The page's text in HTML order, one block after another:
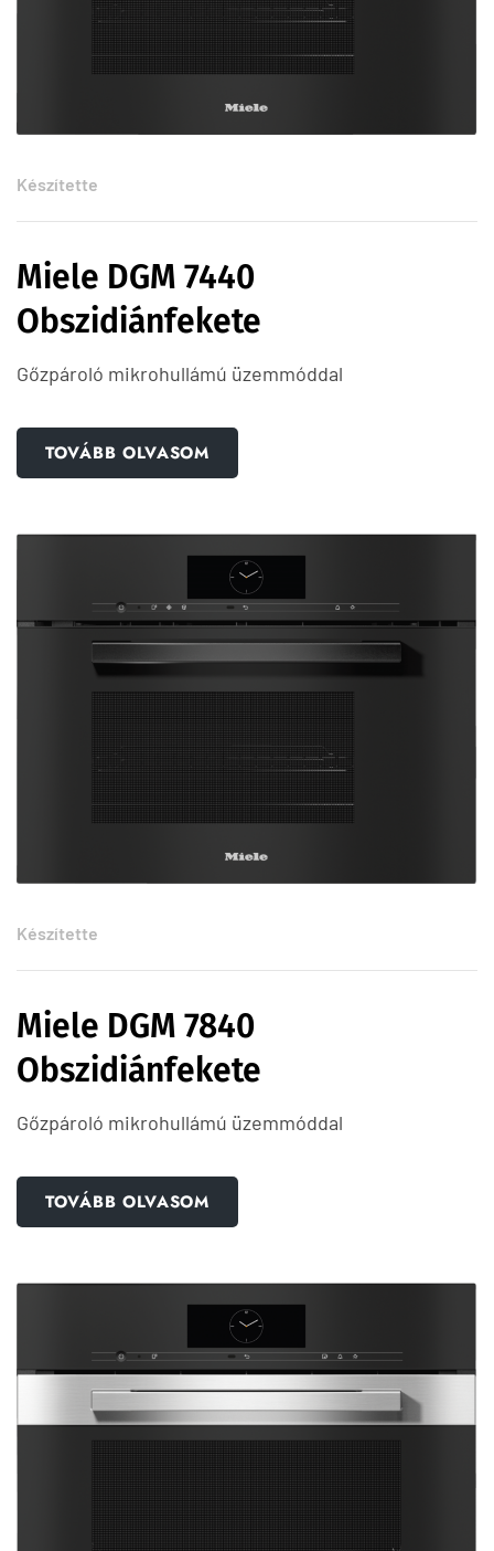
Készítette
Miele DGM 7440
Obszidiánfekete
Gőzpároló mikrohullámú üzemmóddal
TOVÁBB OLVASOM
Készítette
Miele DGM 7840
Obszidiánfekete
Gőzpároló mikrohullámú üzemmóddal
TOVÁBB OLVASOM